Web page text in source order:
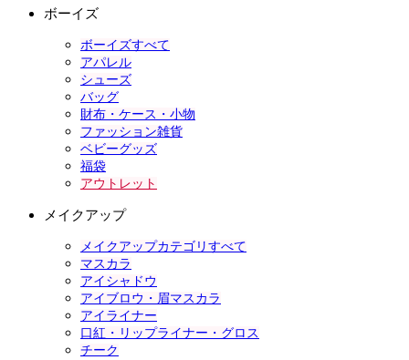
ボーイズ
ボーイズすべて
アパレル
シューズ
バッグ
財布・ケース・小物
ファッション雑貨
ベビーグッズ
福袋
アウトレット
メイクアップ
メイクアップカテゴリすべて
マスカラ
アイシャドウ
アイブロウ・眉マスカラ
アイライナー
口紅・リップライナー・グロス
チーク